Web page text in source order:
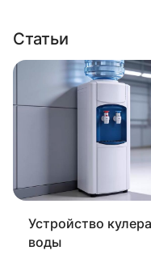
Статьи
Устройство
воды